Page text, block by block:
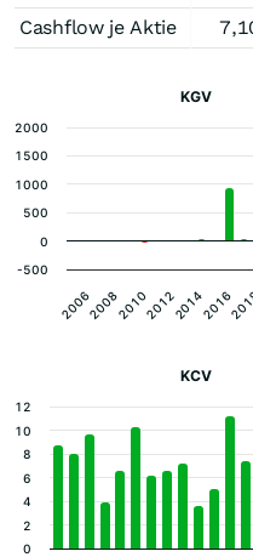
Cashflow je Aktie
KGV
2010 2016
20062008 20122014
-500
0
500
1000
1500
2000
KCV
0
2
4
6
8
10
12